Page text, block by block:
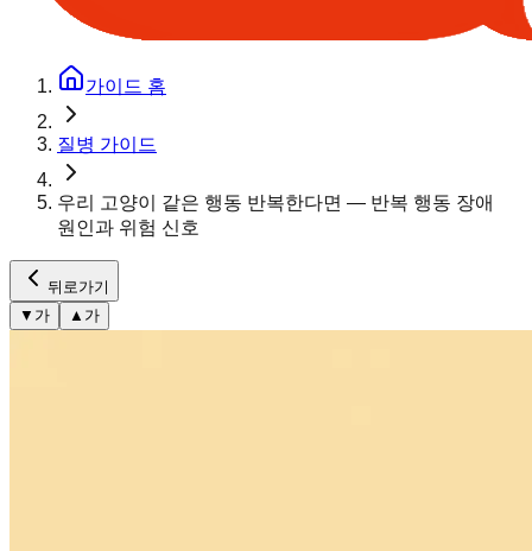
가이드 홈
질병 가이드
우리 고양이 같은 행동 반복한다면 — 반복 행동 장애
원인과 위험 신호
뒤로가기
▼ 가 ▲ 가